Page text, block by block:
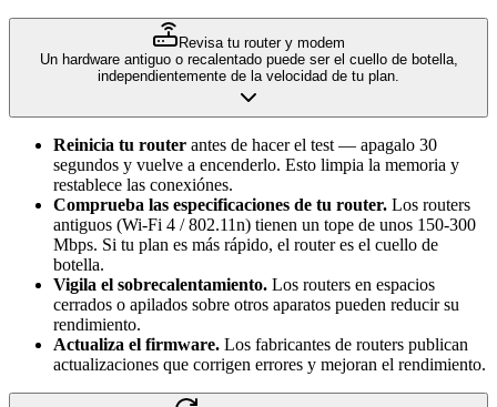
Revisa tu router y modem
Un hardware antiguo o recalentado puede ser el cuello de botella,
independientemente de la velocidad de tu plan.
Reinicia tu router antes de hacer el test — apagalo 30
segundos y vuelve a encenderlo. Esto limpia la memoria y
restablece las conexiónes.
Comprueba las especificaciones de tu router. Los routers
antiguos (Wi-Fi 4 / 802.11n) tienen un tope de unos 150-300
Mbps. Si tu plan es más rápido, el router es el cuello de
botella.
Vigila el sobrecalentamiento. Los routers en espacios
cerrados o apilados sobre otros aparatos pueden reducir su
rendimiento.
Actualiza el firmware. Los fabricantes de routers publican
actualizaciones que corrigen errores y mejoran el rendimiento.